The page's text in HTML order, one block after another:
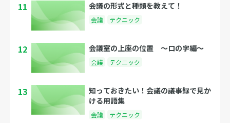
11 会議の形式と種類を教えて！
会議 テクニック
12 会議室の上座の位置 〜ロの字編〜
会議 テクニック
13
知っておきたい！会議の議事録で見か
ける用語集
会議 テクニック